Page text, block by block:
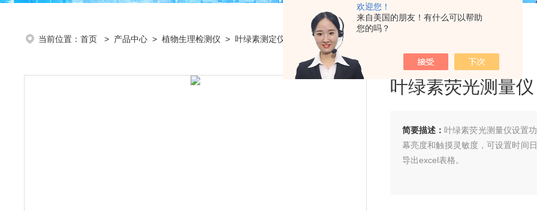
欢迎您！
来自美国的朋友！有什么可以帮助
您的吗？
当前位置： 首页 > 产品中心 > 植物生理检测仪 > 叶绿素测定仪 > IN-YS100叶绿素荧光测量仪
叶绿素荧光测量仪
简要描述： 叶绿素荧光测量仪设置
幕亮度和触摸灵敏度，可设置时间
导出excel表格。